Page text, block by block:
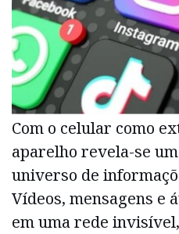
Com o celular como
aparelho revela-se
universo de
Vídeos, mensagens e
em uma rede